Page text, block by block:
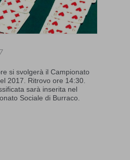
si svolgerà il Campionato
2017. Ritrovo ore 14:30.
sarà inserita nel
Sociale di Burraco.